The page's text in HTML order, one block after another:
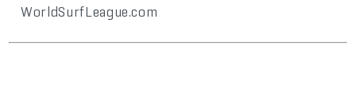
WorldSurfLeague.com